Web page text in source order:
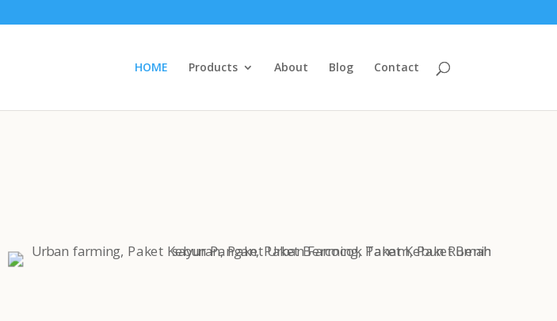
HOME Products About Blog Contact